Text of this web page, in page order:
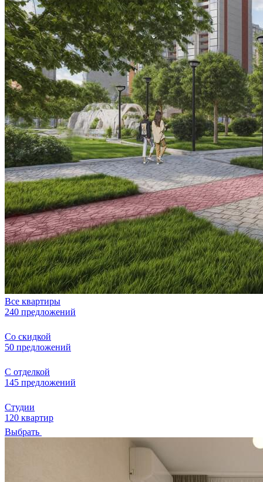
Все квартиры
240 предложений
Со скидкой
50 предложений
С отделкой
145 предложений
Студии
120 квартир
Выбрать